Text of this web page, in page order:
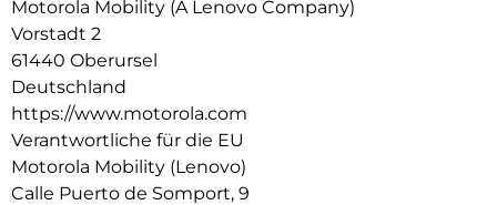
und dazu noch jede Menge Spielzeit, Schnellladen und ein
wasserabweisendes Design. Fühle, wie der Beat zum Leben
erwacht mit moto buds bass.
Motorola Mobility (A Lenovo Company)
Vorstadt 2
61440 Oberursel
Deutschland
https://www.motorola.com
Verantwortliche für die EU
Motorola Mobility (Lenovo)
Calle Puerto de Somport, 9